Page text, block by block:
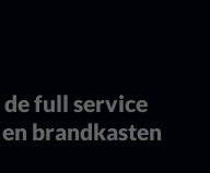
full service
brandkasten